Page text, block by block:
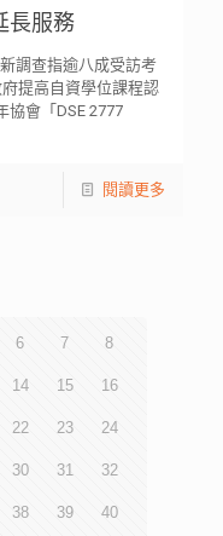
長服務
調查指逾八成受訪考
提高自資學位課程認
會「DSE 2777
閱讀更多
6 7 8
14 15 16
22 23 24
30 31 32
38 39 40